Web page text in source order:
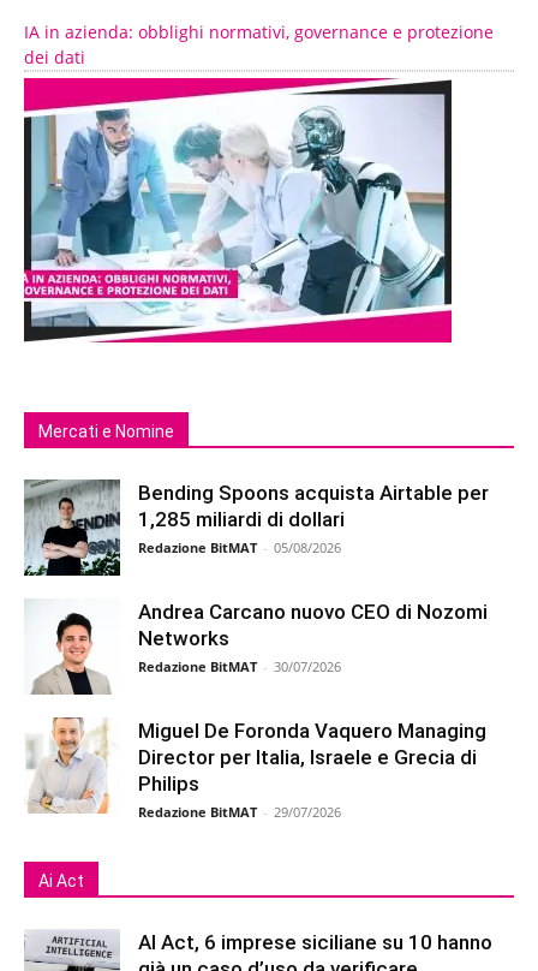
IA in azienda: obblighi normativi, governance e protezione
dei dati
Mercati e Nomine
Bending Spoons acquista Airtable per
1,285 miliardi di dollari
Redazione BitMAT - 05/08/2026
Andrea Carcano nuovo CEO di Nozomi
Networks
Redazione BitMAT - 30/07/2026
Miguel De Foronda Vaquero Managing
Director per Italia, Israele e Grecia di
Philips
Redazione BitMAT - 29/07/2026
Ai Act
AI Act, 6 imprese siciliane su 10 hanno